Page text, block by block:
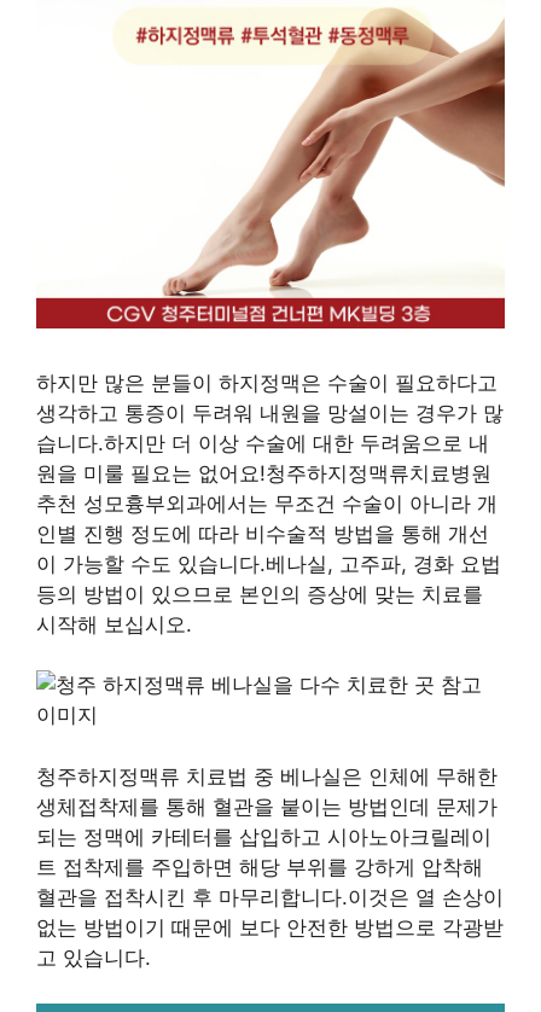
하지만 많은 분들이 하지정맥은 수술이 필요하다고
생각하고 통증이 두려워 내원을 망설이는 경우가 많
습니다.하지만 더 이상 수술에 대한 두려움으로 내
원을 미룰 필요는 없어요!청주하지정맥류치료병원
추천 성모흉부외과에서는 무조건 수술이 아니라 개
인별 진행 정도에 따라 비수술적 방법을 통해 개선
이 가능할 수도 있습니다.베나실, 고주파, 경화 요법
등의 방법이 있으므로 본인의 증상에 맞는 치료를
시작해 보십시오.
청주하지정맥류 치료법 중 베나실은 인체에 무해한
생체접착제를 통해 혈관을 붙이는 방법인데 문제가
되는 정맥에 카테터를 삽입하고 시아노아크릴레이
트 접착제를 주입하면 해당 부위를 강하게 압착해
혈관을 접착시킨 후 마무리합니다.이것은 열 손상이
없는 방법이기 때문에 보다 안전한 방법으로 각광받
고 있습니다.